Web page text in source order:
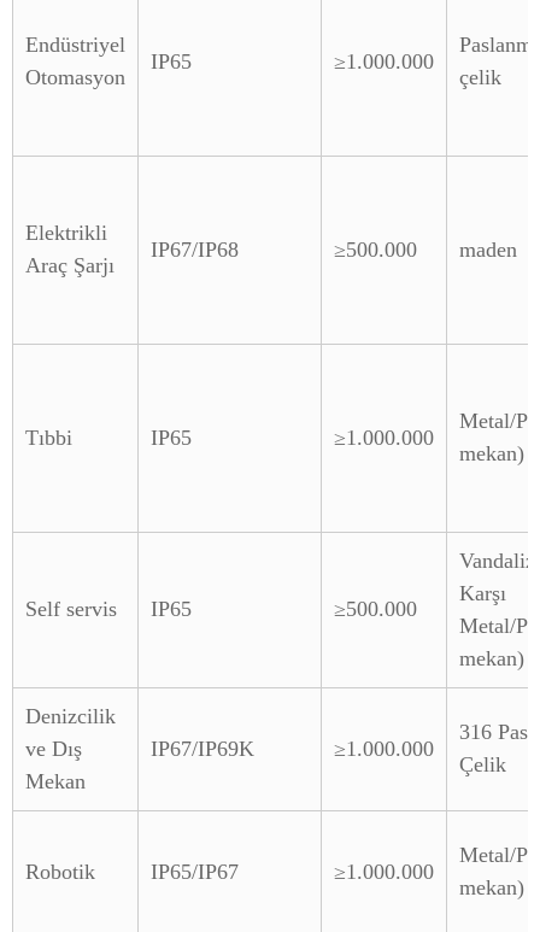
Endüstriyel
Otomasyon
IP65 ≥1.000.000
çelik
Elektrikli
Araç Şarjı
IP67/IP68 ≥500.000 maden
Tıbbi IP65 ≥1.000.000
Metal/
mekan)
Self servis IP65 ≥500.000
Karşı
Metal/
mekan)
Denizcilik
ve Dış
Mekan
IP67/IP69K ≥1.000.000
316
Çelik
Robotik IP65/IP67 ≥1.000.000
Metal/
mekan)